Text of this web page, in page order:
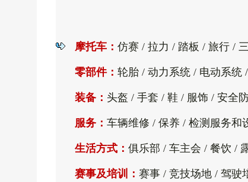
摩托车： 仿赛 / 拉力 / 踏板 / 旅行 /
零部件： 轮胎 / 动力系统 / 电动系统
装备： 头盔 / 手套 / 鞋 / 服饰 / 安全
服务： 车辆维修 / 保养 / 检测服务和
生活方式： 俱乐部 / 车主会 / 餐饮 /
赛事及培训： 赛事 / 竞技场地 / 驾驶